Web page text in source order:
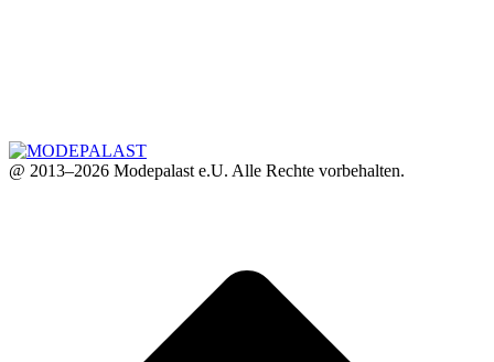
@ 2013–2026 Modepalast e.U. Alle Rechte vorbehalten.